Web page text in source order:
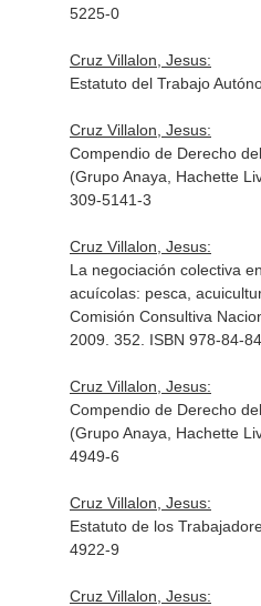
5225-0
Cruz Villalon, Jesus:
Estatuto del Trabajo
Cruz Villalon, Jesus:
Compendio de Derecho
(Grupo Anaya, Hachette
309-5141-3
Cruz Villalon, Jesus:
La negociación colectiva
acuícolas: pesca,
Comisión Consultiva
2009. 352. ISBN 978-84-
Cruz Villalon, Jesus:
Compendio de Derecho
(Grupo Anaya, Hachette
4949-6
Cruz Villalon, Jesus:
Estatuto de los
4922-9
Cruz Villalon, Jesus: